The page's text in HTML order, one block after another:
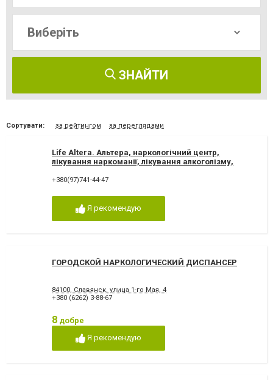
ЗНАЙТИ
Сортувати: за рейтингом за переглядами
Life Altera. Альтера, наркологічний центр,
лікування наркоманії, лікування алкоголізму,
+380(97)741-44-47
Я рекомендую
ГОРОДСКОЙ НАРКОЛОГИЧЕСКИЙ ДИСПАНСЕР
84100, Славянск, улица 1-го Мая, 4
+380 (6262) 3-88-67
8 добре
Я рекомендую